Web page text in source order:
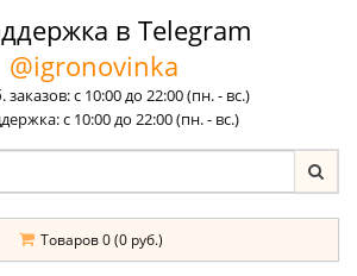
в Telegram
@igronovinka
с 10:00 до 22:00 (пн. - вс.)
с 10:00 до 22:00 (пн. - вс.)
Товаров 0 (0 руб.)